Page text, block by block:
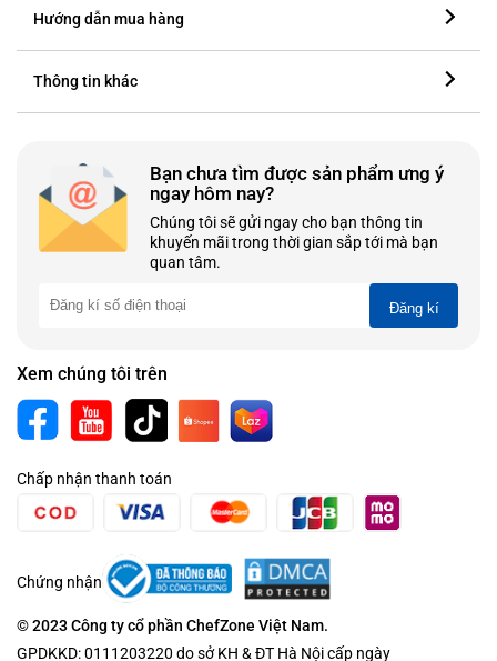
Hướng dẫn mua hàng
Thông tin khác
Bạn chưa tìm được sản phẩm ưng ý
ngay hôm nay?
Chúng tôi sẽ gửi ngay cho bạn thông tin
khuyến mãi trong thời gian sắp tới mà bạn
quan tâm.
Đăng kí
Xem chúng tôi trên
Chấp nhận thanh toán
Chứng nhận
© 2023 Công ty cổ phần ChefZone Việt Nam.
GPDKKD: 0111203220 do sở KH & ĐT Hà Nội cấp ngày